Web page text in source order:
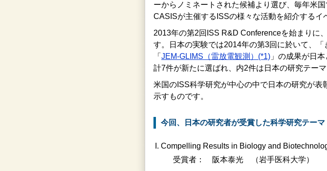
ーからノミネートされた候補より選び、毎年米
CASISが主催するISSの様々な活動を紹介するイ
2013年の第2回ISS R&D Conferenceを始まりに
す。日本の実験では2014年の第3回に於いて、
「 JEM-GLIMS（雷放電観測）(*1) 」の成果が日
計7件が新たに選ばれ、内2件は日本の研究テーマ
米国のISS科学研究が中心の中で日本の研究が
示すものです。
今回、日本の研究者が受賞した科学研究テーマ
I. Compelling Results in Biology and
受賞者： 阪本泰光 （岩手医科大学）